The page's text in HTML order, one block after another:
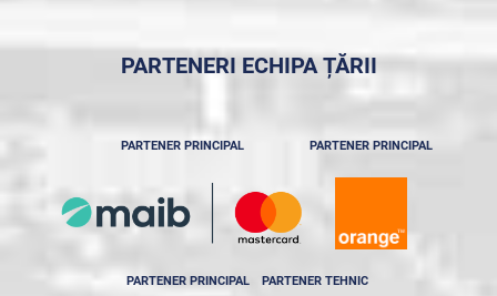
PARTENERI ECHIPA ȚĂRII
PARTENER PRINCIPAL PARTENER PRINCIPAL
PARTENER PRINCIPAL PARTENER TEHNIC